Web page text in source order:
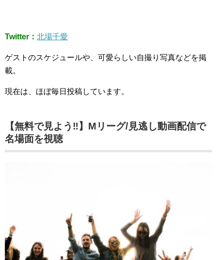
Twitter： 北場千愛
ゲストのスケジュールや、可愛らしい自撮り写真などを掲
載。
現在は、ほぼ毎日投稿しています。
【無料で見よう‼】Mリーグ/見逃し動画配信で
名場面を視聴